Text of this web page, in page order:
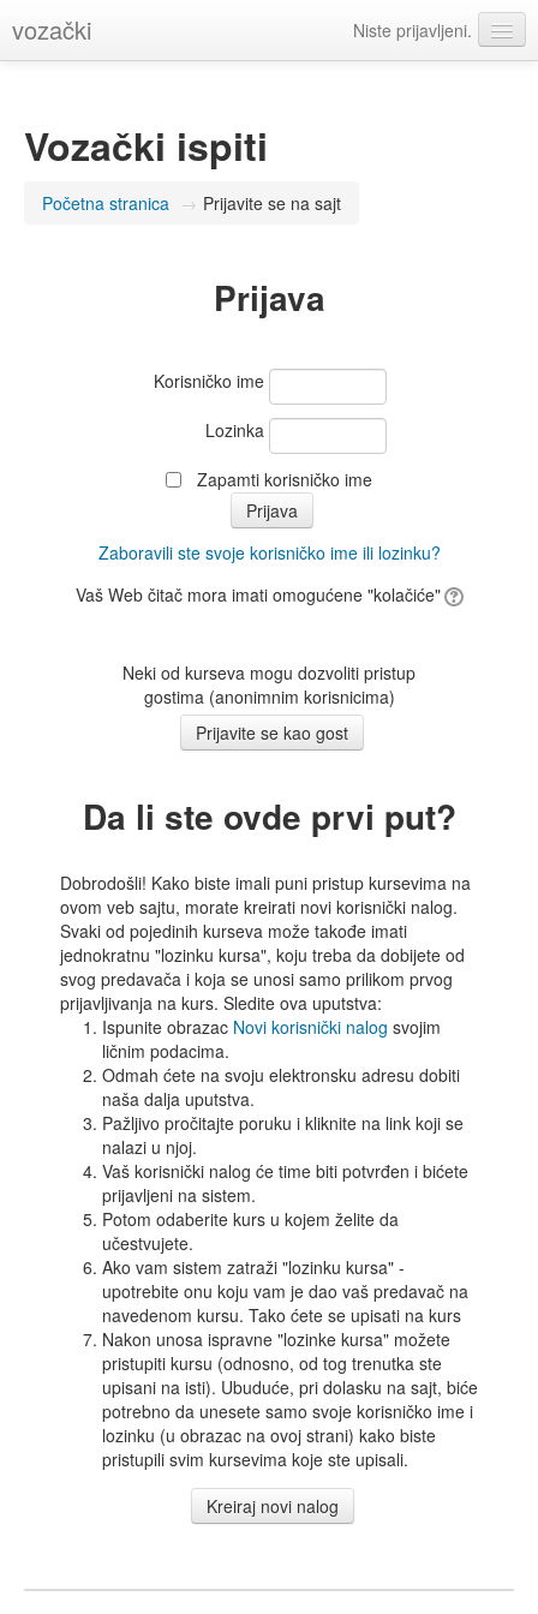
vozački
Niste prijavljeni.
Vozački ispiti
Početna stranica → Prijavite se na sajt
Prijava
Korisničko ime
Lozinka
Zapamti korisničko ime
Zaboravili ste svoje korisničko ime ili lozinku?
Vaš Web čitač mora imati omogućene "kolačiće"
Neki od kurseva mogu dozvoliti pristup
gostima (anonimnim korisnicima)
Da li ste ovde prvi put?
Dobrodošli! Kako biste imali puni pristup kursevima na
ovom veb sajtu, morate kreirati novi korisnički nalog.
Svaki od pojedinih kurseva može takođe imati
jednokratnu "lozinku kursa", koju treba da dobijete od
svog predavača i koja se unosi samo prilikom prvog
prijavljivanja na kurs. Sledite ova uputstva:
Ispunite obrazac Novi korisnički nalog svojim
ličnim podacima.
Odmah ćete na svoju elektronsku adresu dobiti
naša dalja uputstva.
Pažljivo pročitajte poruku i kliknite na link koji se
nalazi u njoj.
Vaš korisnički nalog će time biti potvrđen i bićete
prijavljeni na sistem.
Potom odaberite kurs u kojem želite da
učestvujete.
Ako vam sistem zatraži "lozinku kursa" -
upotrebite onu koju vam je dao vaš predavač na
navedenom kursu. Tako ćete se upisati na kurs
Nakon unosa ispravne "lozinke kursa" možete
pristupiti kursu (odnosno, od tog trenutka ste
upisani na isti). Ubuduće, pri dolasku na sajt, biće
potrebno da unesete samo svoje korisničko ime i
lozinku (u obrazac na ovoj strani) kako biste
pristupili svim kursevima koje ste upisali.